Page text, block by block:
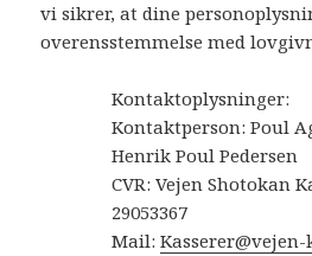
vi sikrer, at dine
overensstemmelse med
Kontaktoplysninger:
Kontaktperson: Poul
Henrik Poul Pedersen
CVR: Vejen Shotokan
29053367
Mail: